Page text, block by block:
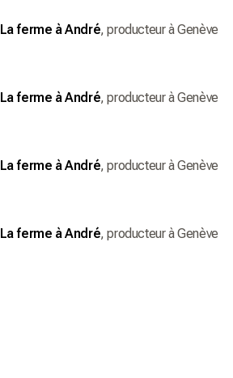
La ferme à André, producteurà Genève
La ferme à André, producteurà Genève
La ferme à André, producteurà Genève
La ferme à André, producteurà Genève